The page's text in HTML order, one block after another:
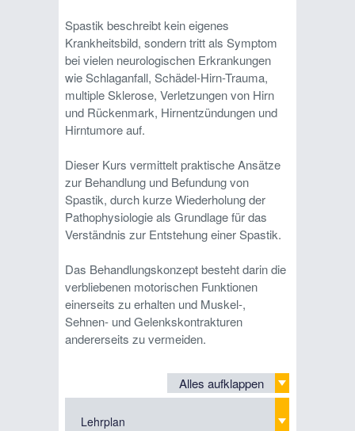
Spastik beschreibt kein eigenes
Krankheitsbild, sondern tritt als Symptom
bei vielen neurologischen Erkrankungen
wie Schlaganfall, Schädel-Hirn-Trauma,
multiple Sklerose, Verletzungen von Hirn
und Rückenmark, Hirnentzündungen und
Hirntumore auf.
Dieser Kurs vermittelt praktische Ansätze
zur Behandlung und Befundung von
Spastik, durch kurze Wiederholung der
Pathophysiologie als Grundlage für das
Verständnis zur Entstehung einer Spastik.
Das Behandlungskonzept besteht darin die
verbliebenen motorischen Funktionen
einerseits zu erhalten und Muskel-,
Sehnen- und Gelenkskontrakturen
andererseits zu vermeiden.
Alles aufklappen
Lehrplan